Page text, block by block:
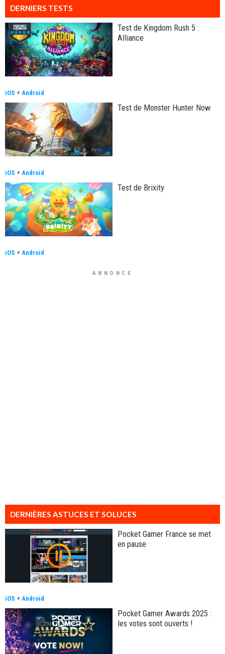
DERNIERS TESTS
Test de Kingdom Rush 5 :
Alliance
iOS + Android
Test de Monster Hunter Now
iOS + Android
Test de Brixity
iOS + Android
ANNONCE
DERNIÈRES ASTUCES ET SOLUCES
Pocket Gamer France se met
en pause
iOS + Android
Pocket Gamer Awards 2025 :
les votes sont ouverts !